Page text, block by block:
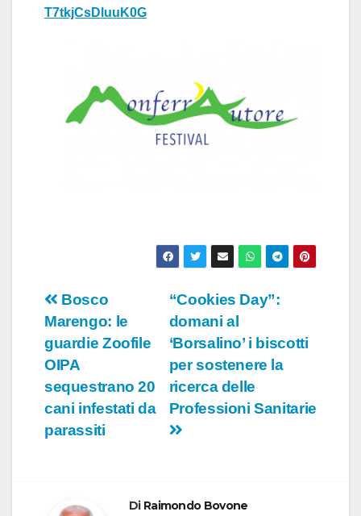
T7tkjCsDluuK0G
Navigazione
articoli
“Cookies Day”:
domani al
‘Borsalino’ i biscotti
per sostenere la
ricerca delle
Professioni Sanitarie
Bosco
Marengo: le
guardie Zoofile
OIPA
sequestrano 20
cani infestati da
parassiti
Di Raimondo Bovone